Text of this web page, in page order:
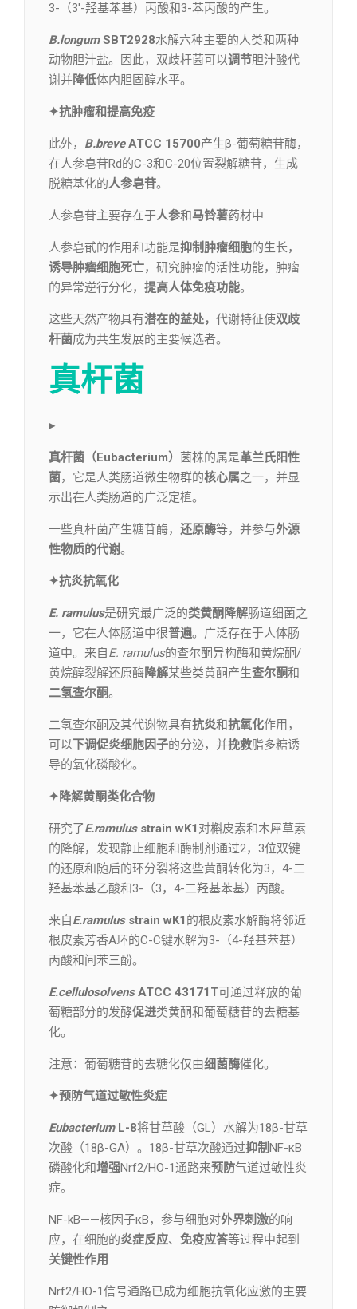
3-（3′-羟基苯基）丙酸和3-苯丙酸的产生。
B.longumSBT2928水解六种主要的人类和两种
动物胆汁盐。因此，双歧杆菌可以调节胆汁酸代
谢并降低体内胆固醇水平。
✦抗肿瘤和提高免疫
此外， B.breveATCC 15700产生β-葡萄糖苷酶，
在人参皂苷Rd的C-3和C-20位置裂解糖苷，生成
脱糖基化的人参皂苷。
人参皂苷主要存在于人参和马铃薯药材中
人参皂甙的作用和功能是抑制肿瘤细胞的生长，
诱导肿瘤细胞死亡，研究肿瘤的活性功能，肿瘤
的异常逆行分化， 提高人体免疫功能。
这些天然产物具有潜在的益处， 代谢特征使双歧
杆菌成为共生发展的主要候选者。
真杆菌
▸
真杆菌（Eubacterium） 菌株的属是革兰氏阳性
菌，它是人类肠道微生物群的核心属之一，并显
示出在人类肠道的广泛定植。
一些真杆菌产生糖苷酶， 还原酶等，并参与外源
性物质的代谢。
✦抗炎抗氧化
E. ramulus是研究最广泛的类黄酮降解肠道细菌之
一，它在人体肠道中很普遍。广泛存在于人体肠
道中。来自E. ramulus的查尔酮异构酶和黄烷酮/
黄烷醇裂解还原酶降解某些类黄酮产生查尔酮和
二氢查尔酮。
二氢查尔酮及其代谢物具有抗炎和抗氧化作用，
可以下调促炎细胞因子的分泌，并挽救脂多糖诱
导的氧化磷酸化。
✦降解黄酮类化合物
研究了E.ramulusstrain wK1 对槲皮素和木犀草素
的降解，发现静止细胞和酶制剂通过2，3位双键
的还原和随后的环分裂将这些黄酮转化为3，4-二
羟基苯基乙酸和3-（3，4-二羟基苯基）丙酸。
来自E.ramulusstrain wK1 的根皮素水解酶将邻近
根皮素芳香A环的C-C键水解为3-（4-羟基苯基）
丙酸和间苯三酚。
E.cellulosolvensATCC 43171T可通过释放的葡
萄糖部分的发酵促进类黄酮和葡萄糖苷的去糖基
化。
注意：葡萄糖苷的去糖化仅由细菌酶催化。
✦预防气道过敏性炎症
EubacteriumL-8将甘草酸（GL）水解为18β-甘草
次酸（18β-GA）。18β-甘草次酸通过抑制NF-κB
磷酸化和增强Nrf2/HO-1通路来预防气道过敏性炎
症。
NF-kB——核因子κB，参与细胞对外界刺激的响
应，在细胞的炎症反应、 免疫应答等过程中起到
关键性作用
Nrf2/HO-1信号通路已成为细胞抗氧化应激的主要